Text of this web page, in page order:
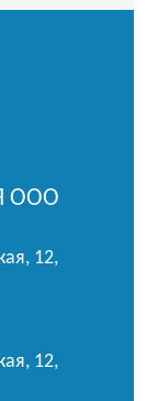
ООО
12,
12,